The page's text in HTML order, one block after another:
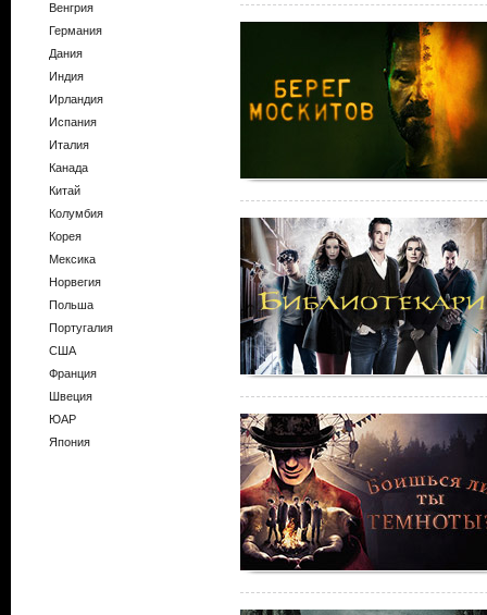
Венгрия
Германия
Дания
Индия
Ирландия
Испания
Италия
Канада
Китай
Колумбия
Корея
Мексика
Норвегия
Польша
Португалия
США
Франция
Швеция
ЮАР
Япония